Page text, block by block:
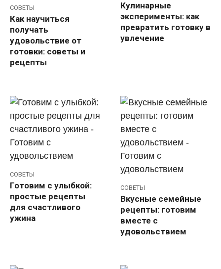
СОВЕТЫ
Как научиться
получать
удовольствие от
готовки: советы и
рецепты
Кулинарные
эксперименты: как
превратить готовку в
увлечение
СОВЕТЫ
Готовим с улыбкой:
простые рецепты
для счастливого
ужина
СОВЕТЫ
Вкусные семейные
рецепты: готовим
вместе с
удовольствием